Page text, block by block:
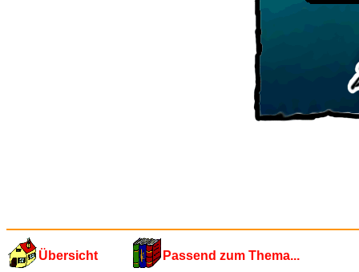
Übersicht Passend zum Thema...